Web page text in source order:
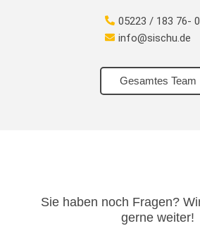
05223 / 183 76- 0
info@sischu.de
Gesamtes Team
Sie haben noch Fragen?
gerne weiter!​